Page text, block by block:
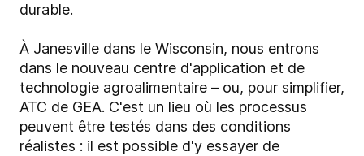
durable.
À Janesville dans le Wisconsin, nous entrons
dans le nouveau centre d'application et de
technologie agroalimentaire – ou, pour simplifier,
ATC de GEA. C'est un lieu où les processus
peuvent être testés dans des conditions
réalistes : il est possible d'y essayer de